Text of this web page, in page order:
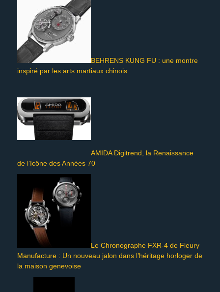
BEHRENS KUNG FU : une montre
inspiré par les arts martiaux chinois
AMIDA Digitrend, la Renaissance
de l’Icône des Années 70
Le Chronographe FXR-4 de Fleury
Manufacture : Un nouveau jalon dans l’héritage horloger de
la maison genevoise